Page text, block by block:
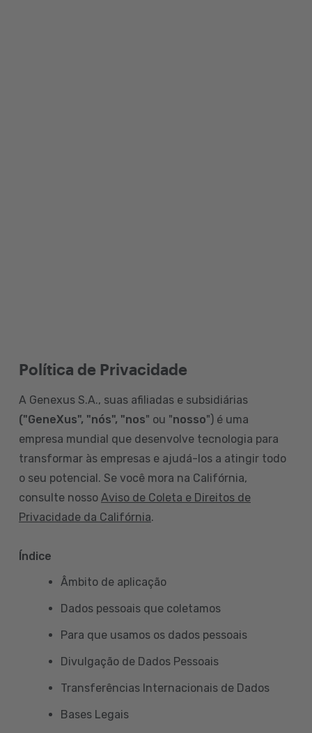
Política de Privacidade
A Genexus S.A., suas afiliadas e subsidiárias
("GeneXus", "nós", "nos" ou "nosso") é uma
empresa mundial que desenvolve tecnologia para
transformar às empresas e ajudá-los a atingir todo
o seu potencial. Se você mora na Califórnia,
consulte nosso Aviso de Coleta e Direitos de
Privacidade da Califórnia.
Índice
Âmbito de aplicação
Dados pessoais que coletamos
Para que usamos os dados pessoais
Divulgação de Dados Pessoais
Transferências Internacionais de Dados
Bases Legais